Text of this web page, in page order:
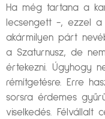
Ha még tartana a
lecsengett -, ezzel a
akármilyen párt
a Szaturnusz, de
értekezni. Úgyhogy
rémítgetésre. Erre
sorsra érdemes
viselkedés. Félvállalt